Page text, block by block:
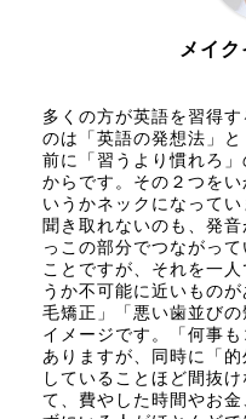
メイ
多くの方が英語を習得
のは「英語の発想法」
前に「習うより慣れろ
からです。その２つを
いうかネックになって
聞き取れないのも、発
っこの部分でつながっ
ことですが、それを一
うか不可能に近いもの
毛矯正」「悪い歯並び
イメージです。「何事
ありますが、同時に「
していることほど間抜
て、費やした時間やお